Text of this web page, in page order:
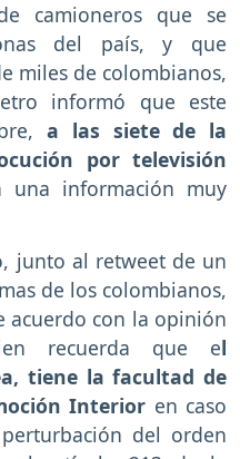
camioneros que se
del país, y que
miles de colombianos,
informó que este
a las siete de la
por televisión
información muy
junto al retweet de un
de los colombianos,
acuerdo con la opinión
recuerda que el
tiene la facultad de
Interior en caso
del orden